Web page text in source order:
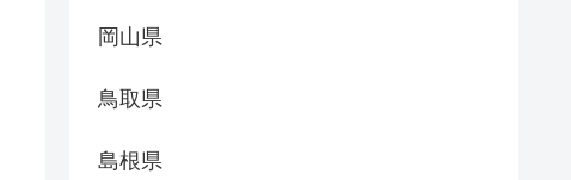
岡山県
鳥取県
島根県